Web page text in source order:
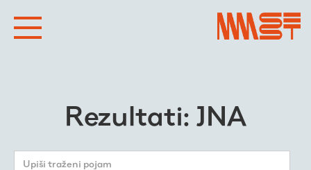
Rezultati: JNA